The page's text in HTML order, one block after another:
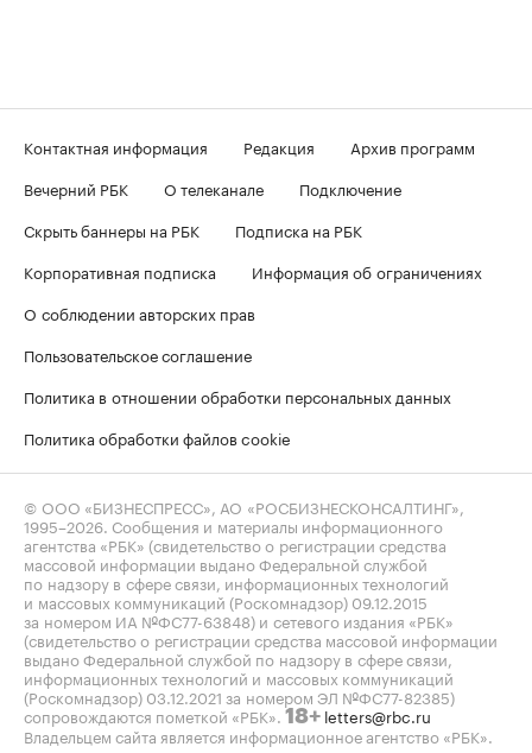
Контактная информация Редакция
Архив программ
Вечерний РБК
О телеканале
Подключение
Скрыть баннеры на РБК
Подписка на РБК
Корпоративная подписка
Информация об ограничениях
О соблюдении авторских прав
Пользовательское соглашение
Политика в отношении обработки персональных данных
Политика обработки файлов cookie
© ООО «БИЗНЕСПРЕСС», АО «РОСБИЗНЕСКОНСАЛТИНГ»,
1995–2026 . Сообщения и материалы информационного
агентства «РБК» (свидетельство о регистрации средства
массовой информации выдано Федеральной службой
по надзору в сфере связи, информационных технологий
и массовых коммуникаций (Роскомнадзор) 09.12.2015
за номером ИА №ФС77-63848) и сетевого издания «РБК»
(свидетельство о регистрации средства массовой информации
выдано Федеральной службой по надзору в сфере связи,
информационных технологий и массовых коммуникаций
(Роскомнадзор) 03.12.2021 за номером ЭЛ №ФС77-82385)
сопровождаются пометкой «РБК». 18+ letters@rbc.ru
Владельцем сайта является информационное агентство «РБК».